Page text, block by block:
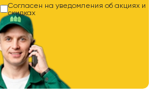
Согласен на уведомления об акциях и
скидках